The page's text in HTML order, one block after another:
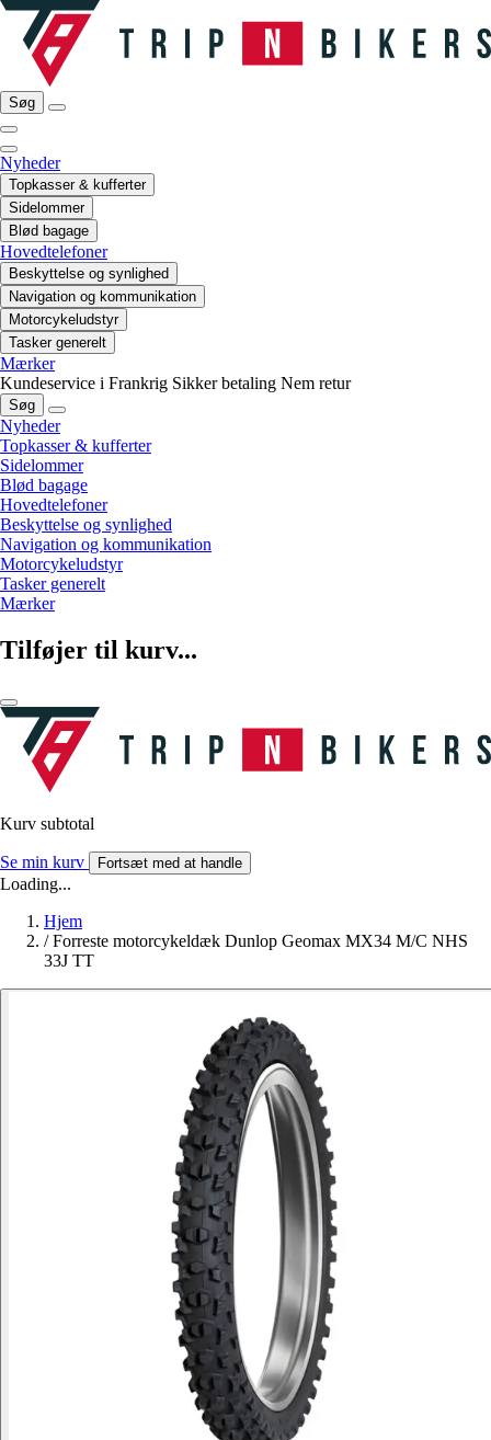
Søg
Nyheder
Topkasser & kufferter
Sidelommer
Blød bagage
Hovedtelefoner
Beskyttelse og synlighed
Navigation og kommunikation
Motorcykeludstyr
Tasker generelt
Mærker
Kundeservice i Frankrig Sikker betaling Nem retur
Søg
Nyheder
Topkasser & kufferter
Sidelommer
Blød bagage
Hovedtelefoner
Beskyttelse og synlighed
Navigation og kommunikation
Motorcykeludstyr
Tasker generelt
Mærker
Tilføjer til kurv...
Kurv subtotal
Se min kurv Fortsæt med at handle
Loading...
Hjem
/ Forreste motorcykeldæk Dunlop Geomax MX34 M/C NHS
33J TT